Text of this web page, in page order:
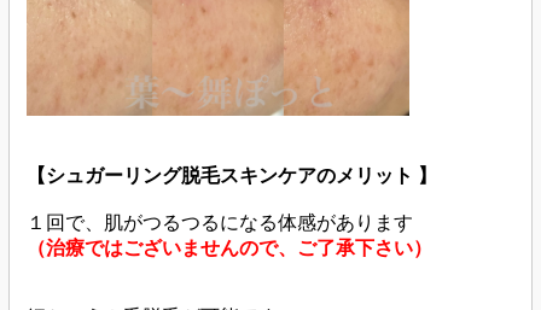
【シュガーリング脱毛スキンケアのメリット 】
１回で、肌がつるつるになる体感があります
（治療ではございませんので、ご了承下さい）